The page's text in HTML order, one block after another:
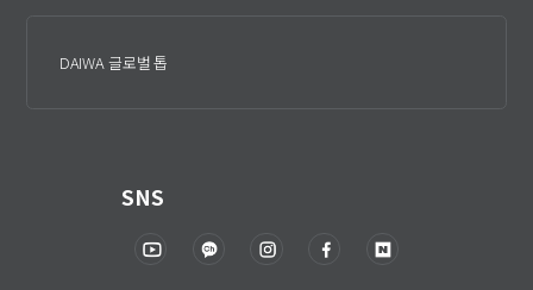
DAIWA 글로벌 톱
SNS